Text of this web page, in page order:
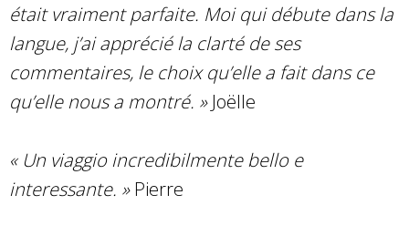
était vraiment parfaite. Moi qui débute dans la
langue, j’ai apprécié la clarté de ses
commentaires, le choix qu’elle a fait dans ce
qu’elle nous a montré. »Joëlle
« Un viaggio incredibilmente bello e
interessante. »Pierre